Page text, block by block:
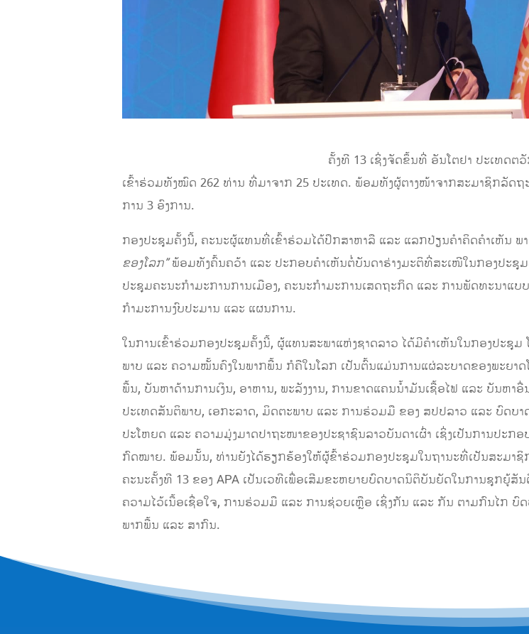
ຄັ້ງທີ 13 ເຊິ່ງຈັດຂຶ້ນທີ່ ອັນໂຕຢາ ປະເທດຕວັກກີ, ໃນລະຫວ່າ
ເຂົ້າຮ່ວມທັງໝົດ 262 ທ່ານ ທີ່ມາຈາກ 25 ປະເທດ. ພ້ອມທັງຜູ້ຕາງໜ້າຈາກສະມາຊິກລັດຖ
ການ 3 ອົງການ.
ກອງປະຊຸມຄັ້ງນີ້, ຄະນະຜູ້ແທນທີ່ເຂົ້າຮ່ວມໄດ້ປຶກສາຫາລື ແລະ ແລກປ່ຽນຄຳຄິດຄຳເຫັນ ພ
ຂອງໂລກ”ພ້ອມທັງຄົ້ນຄວ້າ ແລະ ປະກອບຄຳເຫັນຕໍ່ບັນດາຮ່າງມະຕິທີ່ສະເໜີໃນກອງປະຊຸ
ປະຊຸມຄະນະກຳມະການການເມືອງ, ຄະນະກຳມະການເສດຖະກິດ ແລະ ການພັດທະນາແ
ກຳມະການງົບປະມານ ແລະ ແຜນການ.
ໃນການເຂົ້າຮ່ວມກອງປະຊຸມຄັ້ງນີ້, ຜູ້ແທນສະພາແຫ່ງຊາດລາວ ໄດ້ມີຄຳເຫັນໃນກອງປະ
ພາບ ແລະ ຄວາມໝັ້ນຄົງໃນພາກພື້ນ ກໍຄືໃນໂລກ ເປັນຕົ້ນແມ່ນການແຜ່ລະບາດຂອງພະຍາ
ພື້ນ, ບັນຫາດ້ານການເງິນ, ອາຫານ, ພະລັງງານ, ການຂາດແຄນນໍ້າມັນເຊື້ອໄຟ ແລະ ບັນຫ
ປະເທດສັນຕິພາບ, ເອກະລາດ, ມິດຕະພາບ ແລະ ການຮ່ວມມື ຂອງ ສປປລາວ ແລະ ບົດບ
ປະໂຫຍດ ແລະ ຄວາມມຸ່ງມາດປາຖະໜາຂອງປະຊາຊົນລາວບັນດາເຜົ່າ ເຊິ່ງເປັນການປະ
ກົດໝາຍ. ພ້ອມນັ້ນ, ທ່ານຍັງໄດ້ຮຽກຮ້ອງໃຫ້ຜູ້ຂົ້າຮ່ວມກອງປະຊຸມໃນຖານະທີ່ເປັນສະມາ
ຄະນະ​ຄັ້ງ​ທີ 13 ຂອງ APA ​ເປັນ​ເວທີ​ເພື່ອ​ເສີມ​ຂະຫຍາຍ​ບົດບາດ​ນິຕິບັນຍັດ​ໃນ​ການ​ຊຸກຍູ້​
ຄວາມ​ໄວ້​ເນື້ອ​ເຊື່ອ​ໃຈ, ການ​ຮ່ວມ​ມື ​ແລະ ການ​ຊ່ວຍ​ເຫຼືອ​ ເຊິ່ງກັນ ​ແລະ ກັນ ​ຕາມ​ກົນ​ໄກ
ພາກ​ພື້ນ ​ແລະ ສາກົນ.